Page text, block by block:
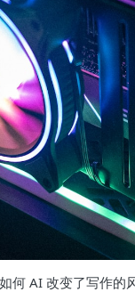
何 AI 改变了写作的风